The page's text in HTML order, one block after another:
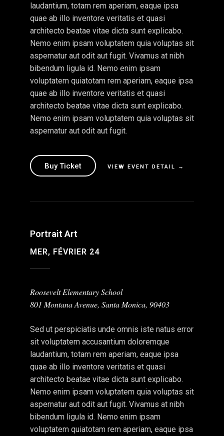
laudantium, totam rem aperiam, eaque ipsa
quae ab illo inventore veritatis et quasi
architecto beatae vitae dicta sunt explicabo.
Nemo enim ipsam voluptatem quia voluptas sit
aspernatur aut odit aut fugit. Vivamus at nibh
bibendum ligula id. Nemo enim ipsam
voluptatem quiatotam rem aperiam, eaque ipsa
quae ab illo inventore veritatis et quasi
architecto beatae vitae dicta sunt explicabo.
Nemo enim ipsam voluptatem quia voluptas sit
aspernatur aut odit aut fugit.
Buy Ticket VIEW EVENT DETAIL →
Portrait Art
MER, FÉVRIER 24
Roosevelt Elementary School
801 Montana Avenue, Santa Monica, 90403
Sed ut perspiciatis unde omnis iste natus error
sit voluptatem accusantium doloremque
laudantium, totam rem aperiam, eaque ipsa
quae ab illo inventore veritatis et quasi
architecto beatae vitae dicta sunt explicabo.
Nemo enim ipsam voluptatem quia voluptas sit
aspernatur aut odit aut fugit. Vivamus at nibh
bibendum ligula id. Nemo enim ipsam
voluptatem quiatotam rem aperiam, eaque ipsa